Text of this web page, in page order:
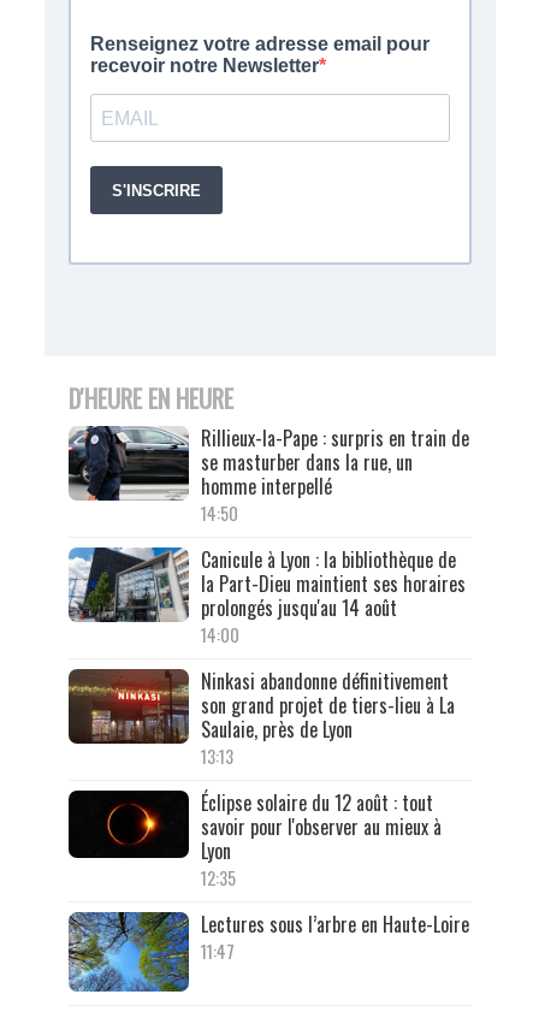
D'HEURE EN HEURE
Rillieux-la-Pape : surpris en train de
se masturber dans la rue, un
homme interpellé
14:50
Canicule à Lyon : la bibliothèque de
la Part-Dieu maintient ses horaires
prolongés jusqu'au 14 août
14:00
Ninkasi abandonne définitivement
son grand projet de tiers-lieu à La
Saulaie, près de Lyon
13:13
Éclipse solaire du 12 août : tout
savoir pour l'observer au mieux à
Lyon
12:35
Lectures sous l’arbre en Haute-Loire
11:47